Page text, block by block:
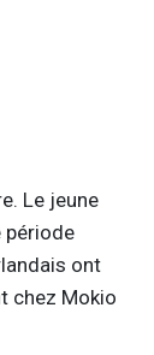
Le jeune
période
ont
chez Mokio